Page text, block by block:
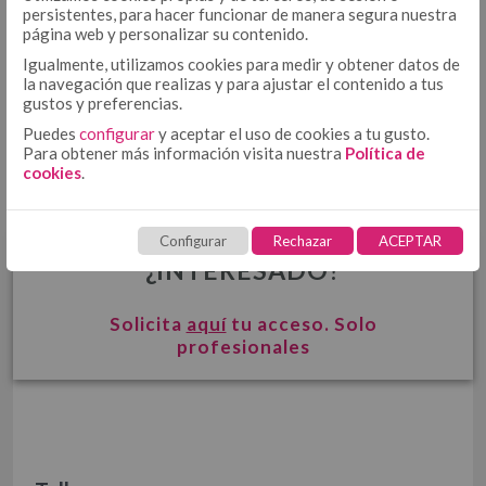
EDREDONES 500 GR
COLCHA - CUBRECAMA
COLCHAS TEJIDAS
COLCHAS FOULARD
ENCIMERA
ENCIMERA 50/50
BAJERA AJUSTABLE
BAJERA AJUSTABLE ALGODÓN
BAJERA AJUSTABLE 50/50
FUNDA NÓRDICA
FUNDA NÓRDICA ALGODÓN
FUNDA NÓRDICA 50/50
¿INTERESADO?
Solicita aquítu acceso. Solo
profesionales
persistentes, para hacer funcionar de manera segura nuestra
página web y personalizar su contenido.
Igualmente, utilizamos cookies para medir y obtener datos de
la navegación que realizas y para ajustar el contenido a tus
gustos y preferencias.
Puedes configurary aceptar el uso de cookies a tu gusto.
Para obtener más información visita nuestra Política de
cookies
Configurar Rechazar ACEPTAR